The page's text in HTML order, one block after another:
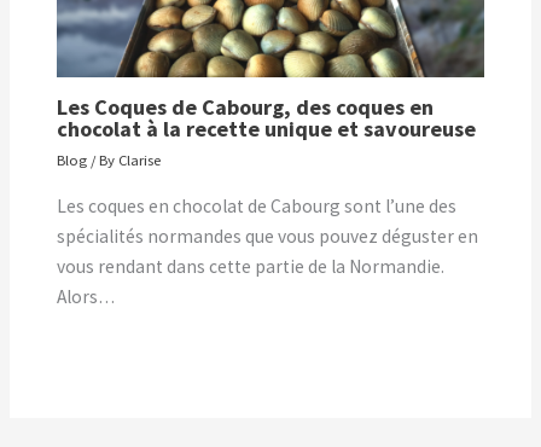
Les Coques de Cabourg, des coques en
chocolat à la recette unique et savoureuse
Blog / By Clarise
Les coques en chocolat de Cabourg sont l’une des
spécialités normandes que vous pouvez déguster en
vous rendant dans cette partie de la Normandie.
Alors…